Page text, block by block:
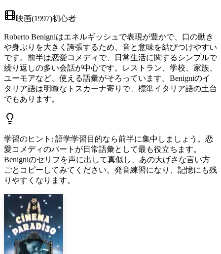
映画(1997)初心者
Roberto Benigniはエネルギッシュで表現が豊かで、口の動き
や身ぶりを大きく誇張するため、音と意味を結びつけやすい
です。前半は恋愛コメディで、日常生活に関するシンプルで
繰り返しの多い会話が中心です。レストラン、学校、家族、
ユーモアなど、使える語彙がそろっています。Benigniのイ
タリア語は明瞭なトスカーナ寄りで、標準イタリア語の土台
でもあります。
学習のヒント : 語学学習目的なら前半に集中しましょう。恋
愛コメディのパートが日常語彙として最も役立ちます。
Benigniのセリフを声に出して真似し、あの大げさな言い方
ごとコピーしてみてください。発音練習になり、記憶にも残
りやすくなります。